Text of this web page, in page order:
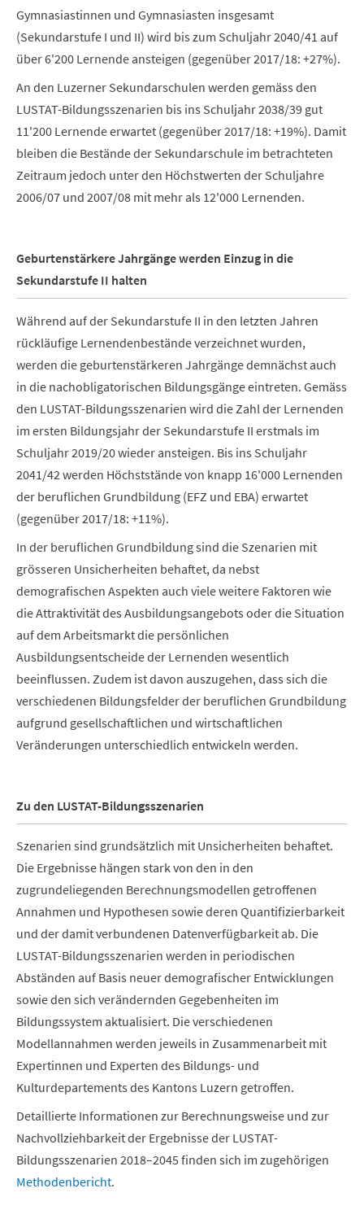
Gymnasiastinnen und Gymnasiasten insgesamt
(Sekundarstufe I und II) wird bis zum Schuljahr 2040/41 auf
über 6'200 Lernende ansteigen (gegenüber 2017/18: +27%).
An den Luzerner Sekundarschulen werden gemäss den
LUSTAT-Bildungsszenarien bis ins Schuljahr 2038/39 gut
11'200 Lernende erwartet (gegenüber 2017/18: +19%). Damit
bleiben die Bestände der Sekundarschule im betrachteten
Zeitraum jedoch unter den Höchstwerten der Schuljahre
2006/07 und 2007/08 mit mehr als 12'000 Lernenden.
Geburtenstärkere Jahrgänge werden Einzug in die
Sekundarstufe II halten
Während auf der Sekundarstufe II in den letzten Jahren
rückläufige Lernendenbestände verzeichnet wurden,
werden die geburtenstärkeren Jahrgänge demnächst auch
in die nachobligatorischen Bildungsgänge eintreten. Gemäss
den LUSTAT-Bildungsszenarien wird die Zahl der Lernenden
im ersten Bildungsjahr der Sekundarstufe II erstmals im
Schuljahr 2019/20 wieder ansteigen. Bis ins Schuljahr
2041/42 werden Höchststände von knapp 16'000 Lernenden
der beruflichen Grundbildung (EFZ und EBA) erwartet
(gegenüber 2017/18: +11%).
In der beruflichen Grundbildung sind die Szenarien mit
grösseren Unsicherheiten behaftet, da nebst
demografischen Aspekten auch viele weitere Faktoren wie
die Attraktivität des Ausbildungsangebots oder die Situation
auf dem Arbeitsmarkt die persönlichen
Ausbildungsentscheide der Lernenden wesentlich
beeinflussen. Zudem ist davon auszugehen, dass sich die
verschiedenen Bildungsfelder der beruflichen Grundbildung
aufgrund gesellschaftlichen und wirtschaftlichen
Veränderungen unterschiedlich entwickeln werden.
Zu den LUSTAT-Bildungsszenarien
Szenarien sind grundsätzlich mit Unsicherheiten behaftet.
Die Ergebnisse hängen stark von den in den
zugrundeliegenden Berechnungsmodellen getroffenen
Annahmen und Hypothesen sowie deren Quantifizierbarkeit
und der damit verbundenen Datenverfügbarkeit ab. Die
LUSTAT-Bildungsszenarien werden in periodischen
Abständen auf Basis neuer demografischer Entwicklungen
sowie den sich verändernden Gegebenheiten im
Bildungssystem aktualisiert. Die verschiedenen
Modellannahmen werden jeweils in Zusammenarbeit mit
Expertinnen und Experten des Bildungs- und
Kulturdepartements des Kantons Luzern getroffen.
Detaillierte Informationen zur Berechnungsweise und zur
Nachvollziehbarkeit der Ergebnisse der LUSTAT-
Bildungsszenarien 2018–2045 finden sich im zugehörigen
Methodenbericht.